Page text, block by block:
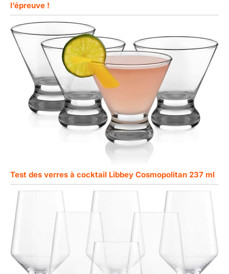
l’épreuve !
Test des verres à cocktail Libbey Cosmopolitan 237 ml